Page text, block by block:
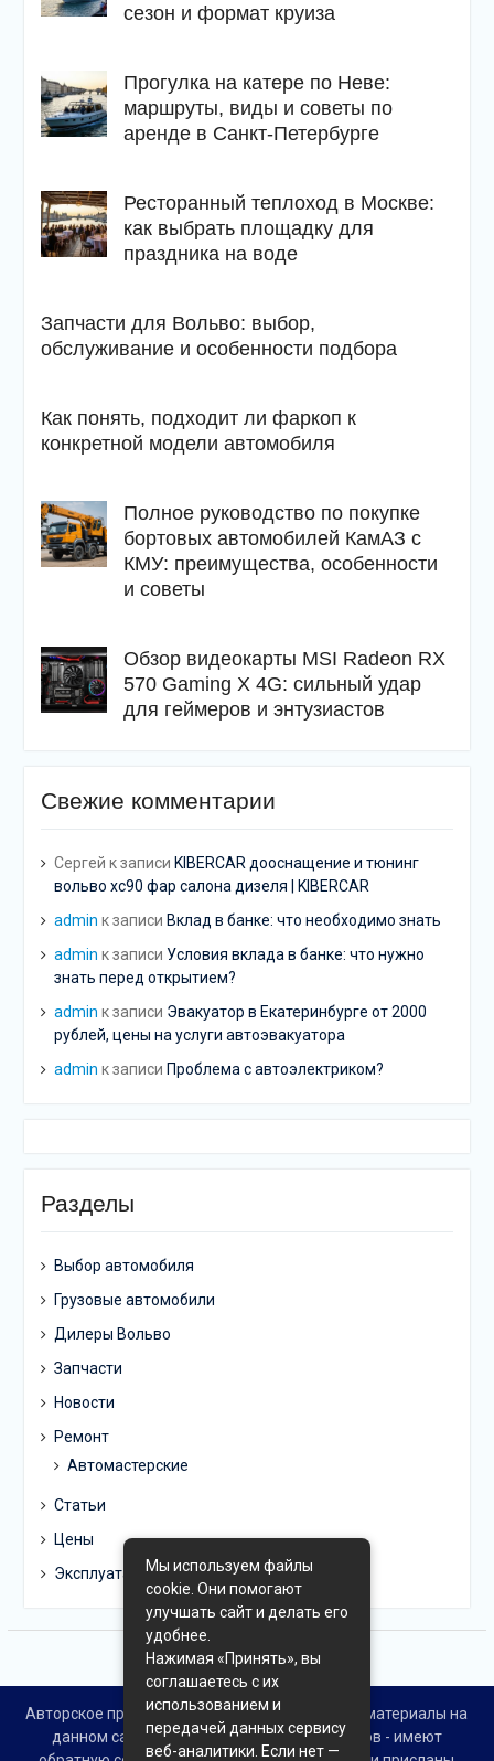
сезон и формат круиза
Прогулка на катере по Неве:
маршруты, виды и советы по
аренде в Санкт-Петербурге
Ресторанный теплоход в Москве:
как выбрать площадку для
праздника на воде
Запчасти для Вольво: выбор,
обслуживание и особенности подбора
Как понять, подходит ли фаркоп к
конкретной модели автомобиля
Полное руководство по покупке
бортовых автомобилей КамАЗ с
КМУ: преимущества, особенности
и советы
Обзор видеокарты MSI Radeon RX
570 Gaming X 4G: сильный удар
для геймеров и энтузиастов
Свежие комментарии
Сергей к записи KIBERCAR дооснащение и тюнинг
вольво хс90 фар салона дизеля | KIBERCAR
admin к записи Вклад в банке: что необходимо знать
admin к записи Условия вклада в банке: что нужно
знать перед открытием?
admin к записи Эвакуатор в Екатеринбурге от 2000
рублей, цены на услуги автоэвакуатора
admin к записи Проблема с автоэлектриком?
Разделы
Выбор автомобиля
Грузовые автомобили
Дилеры Вольво
Запчасти
Новости
Ремонт
Автомастерские
Статьи
Цены
Эксплуатация
Авторское право © Все права защищены. Все материалы на
данном сайте взяты из открытых источников - имеют
Мы используем файлы
cookie. Они помогают
улучшать сайт и делать его
удобнее.
Нажимая «Принять», вы
соглашаетесь с их
использованием и
передачей данных сервису
веб-аналитики. Если нет —